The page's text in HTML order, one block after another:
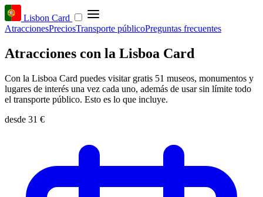
Lisbon Card
AtraccionesPreciosTransporte públicoPreguntas frecuentes
Atracciones con la Lisboa Card
Con la Lisboa Card puedes visitar gratis 51 museos, monumentos y
lugares de interés una vez cada uno, además de usar sin límite todo
el transporte público. Esto es lo que incluye.
desde 31 €